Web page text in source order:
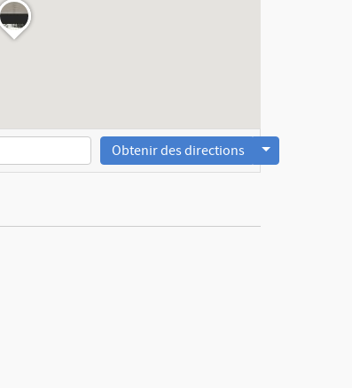
Obtenir des directions